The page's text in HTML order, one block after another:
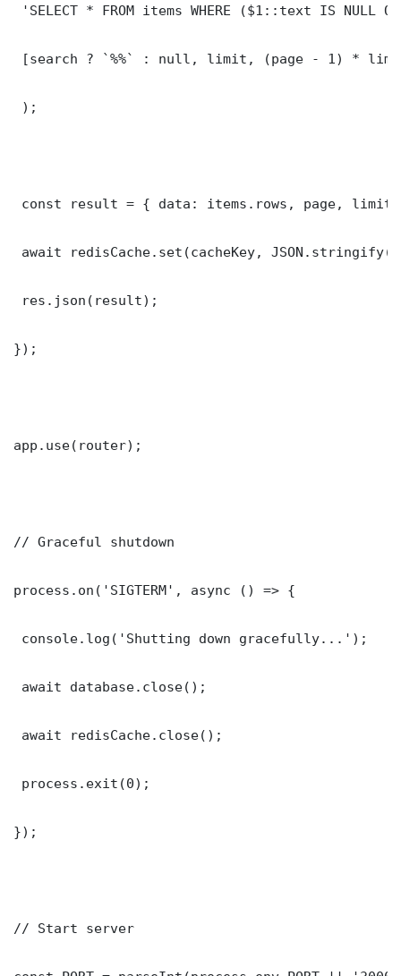
'SELECT * FROM items WHERE ($1::text IS NULL
[search ? `%%` : null, limit, (page - 1) *
);
const result = { data: items.rows, page,
await redisCache.set(cacheKey,
res.json(result);
});
app.use(router);
// Graceful shutdown
process.on('SIGTERM', async () => {
console.log('Shutting down gracefully...');
await database.close();
await redisCache.close();
process.exit(0);
});
// Start server